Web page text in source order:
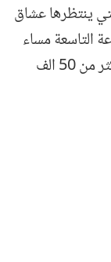
ينتظرها عشاق
التاسعة مساء
اليوم السبت على استاد القاهرة في حضور أكثر من 50 الف